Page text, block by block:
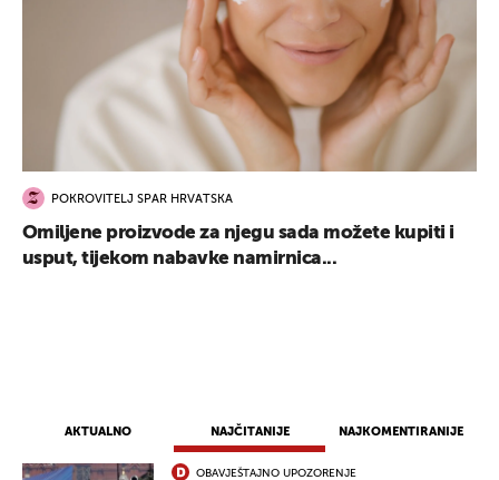
AKTUALNO NAJČITANIJE NAJKOMENTIRANIJE
OBAVJEŠTAJNO UPOZORENJE
POKROVITELJ SPAR HRVATSKA
Omiljene proizvode za njegu sada možete kupiti i
usput, tijekom nabavke namirnica...